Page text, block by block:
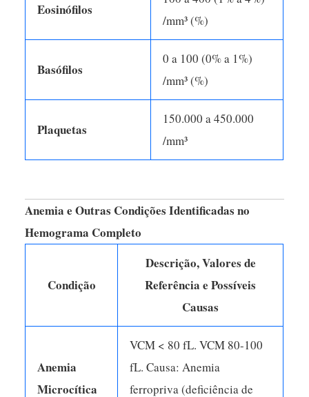
Eosinófilos
/mm³ (%)
Basófilos
0 a 100 (0% a 1%)
/mm³ (%)
Plaquetas
150.000 a 450.000
/mm³
Anemia e Outras Condições Identificadas no
Hemograma Completo
Condição
Descrição, Valores de
Referência e Possíveis
Causas
Anemia
Microcítica
VCM < 80 fL. VCM 80-100
fL. Causa: Anemia
ferropriva (deficiência de